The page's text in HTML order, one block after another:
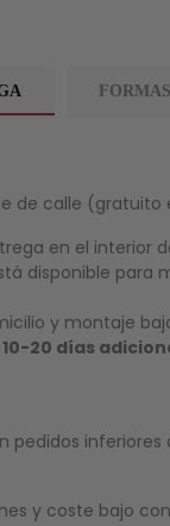
de calle (gratuito
en el interior
disponible para
y montaje
10-20 días
pedidos
y coste bajo